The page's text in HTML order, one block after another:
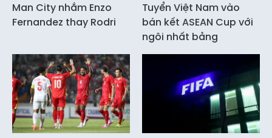
Man City nhắm Enzo
Fernandez thay Rodri
Tuyển Việt Nam vào
bán kết ASEAN Cup với
ngôi nhất bảng